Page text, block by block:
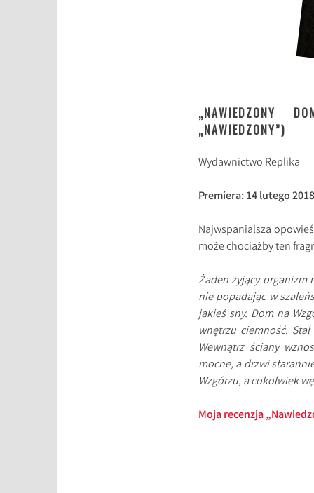
„NAWIEDZONY
„NAWIEDZONY”)
Wydawnictwo Replika
Premiera: 14 lutego 2018
Najwspanialsza
może chociażby ten
Żaden żyjący organizm
nie popadając w
jakieś sny. Dom na
wnętrzu ciemność.
Wewnątrz ściany
mocne, a drzwi
Wzgórzu, a cokolwiek
Moja recenzja